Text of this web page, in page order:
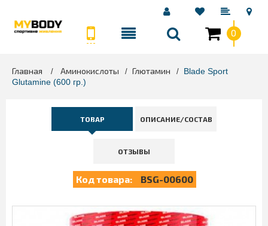
0
Главная > Аминокислоты > Глютамин > Blade Sport
Glutamine (600 гр.)
ТОВАР ОПИСАНИЕ/СОСТАВ
ОТЗЫВЫ
Код товара: BSG-00600